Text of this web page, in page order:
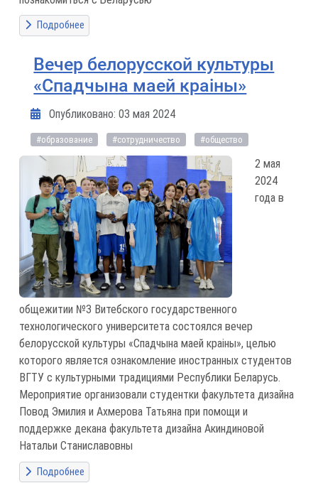
Подробнее
Вечер белорусской культуры
«Спадчына маей краіны»
Информация о материале
Опубликовано: 03 мая 2024
#образование #сотрудничество #общество
2 мая
2024
года в
общежитии №3 Витебского государственного
технологического университета состоялся вечер
белорусской культуры «Спадчына маей краіны», целью
которого является ознакомление иностранных студентов
ВГТУ с культурными традициями Республики Беларусь.
Мероприятие организовали студентки факультета дизайна
Повод Эмилия и Ахмерова Татьяна при помощи и
поддержке декана факультета дизайна Акиндиновой
Натальи Станиславовны
Подробнее